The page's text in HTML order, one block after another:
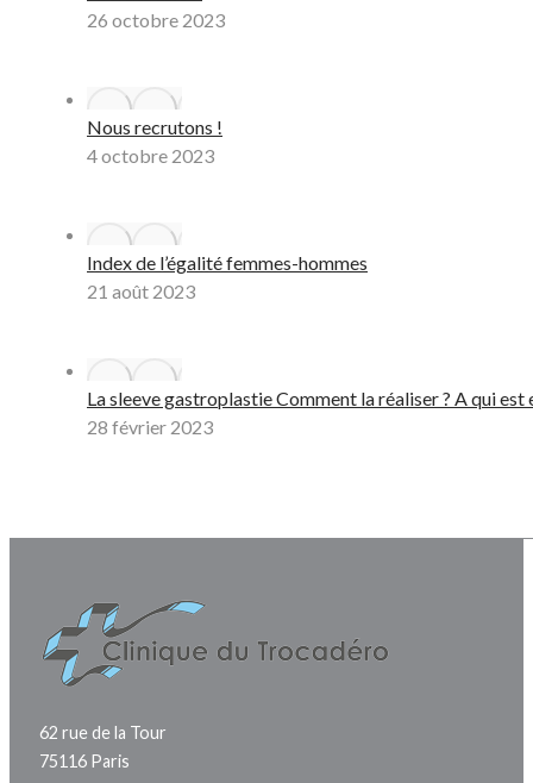
26 octobre 2023
Nous recrutons !
4 octobre 2023
Index de l’égalité femmes-hommes
21 août 2023
La sleeve gastroplastie Comment la réaliser ? A qui est
28 février 2023
62 rue de la Tour
75116 Paris